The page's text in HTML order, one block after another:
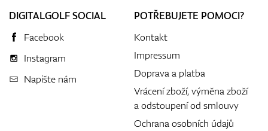
DIGITALGOLF SOCIAL
Facebook
Instagram
Napište nám
POTŘEBUJETE POMOCI?
Kontakt
Impressum
Doprava a platba
Vrácení zboží, výměna zboží
a odstoupení od smlouvy
Ochrana osobních údajů